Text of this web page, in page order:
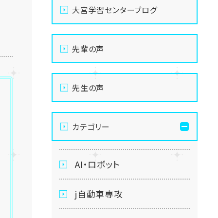
大宮学習センターブログ
先輩の声
先生の声
カテゴリー
AI・ロボット
j自動車専攻